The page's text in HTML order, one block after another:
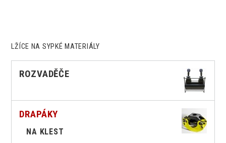
LŽÍCE NA SYPKÉ MATERIÁLY
ROZVADĚČE
DRAPÁKY
NA KLEST